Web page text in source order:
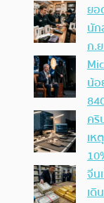
ยอ
นัก
ก.
น้อ
คริ
เห
จีน
เดิ